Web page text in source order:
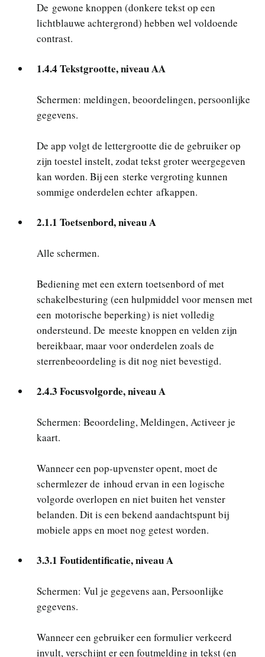
De gewone knoppen (donkere tekst op een
lichtblauwe achtergrond) hebben wel voldoende
contrast.
1.4.4 Tekstgrootte, niveau AA
Schermen: meldingen, beoordelingen, persoonlijke
gegevens.
De app volgt de lettergrootte die de gebruiker op
zijn toestel instelt, zodat tekst groter weergegeven
kan worden. Bij een sterke vergroting kunnen
sommige onderdelen echter afkappen.
2.1.1 Toetsenbord, niveau A
Alle schermen.
Bediening met een extern toetsenbord of met
schakelbesturing (een hulpmiddel voor mensen met
een motorische beperking) is niet volledig
ondersteund. De meeste knoppen en velden zijn
bereikbaar, maar voor onderdelen zoals de
sterrenbeoordeling is dit nog niet bevestigd.
2.4.3 Focusvolgorde, niveau A
Schermen: Beoordeling, Meldingen, Activeer je
kaart.
Wanneer een pop-upvenster opent, moet de
schermlezer de inhoud ervan in een logische
volgorde overlopen en niet buiten het venster
belanden. Dit is een bekend aandachtspunt bij
mobiele apps en moet nog getest worden.
3.3.1 Foutidentificatie, niveau A
Schermen: Vul je gegevens aan, Persoonlijke
gegevens.
Wanneer een gebruiker een formulier verkeerd
invult, verschijnt er een foutmelding in tekst (en